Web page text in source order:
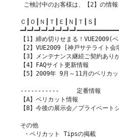
ご検討中のお客様は、【2】の情
Ｃ┃Ｏ┃Ｎ┃Ｔ┃Ｅ┃Ｎ┃Ｔ┃Ｓ┃
【1】締め切りせまる！VUE2009(
【2】VUE2009 [神戸サテライト
【3】メンテナンス継続ご契約あり
【4】FAQサイト更新情報
【5】2009年 9月～11月のベリカ
-----------     定番情報
【A】ベリカット情報
【B】今後の展示会／プライベー
その他
・ベリカット Tipsの掲載